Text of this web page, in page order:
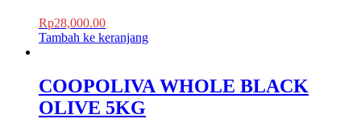
Rp28,000.00
Tambah ke keranjang
COOPOLIVA WHOLE BLACK
OLIVE 5KG